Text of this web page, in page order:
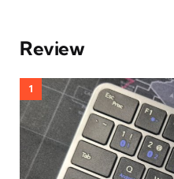
Review